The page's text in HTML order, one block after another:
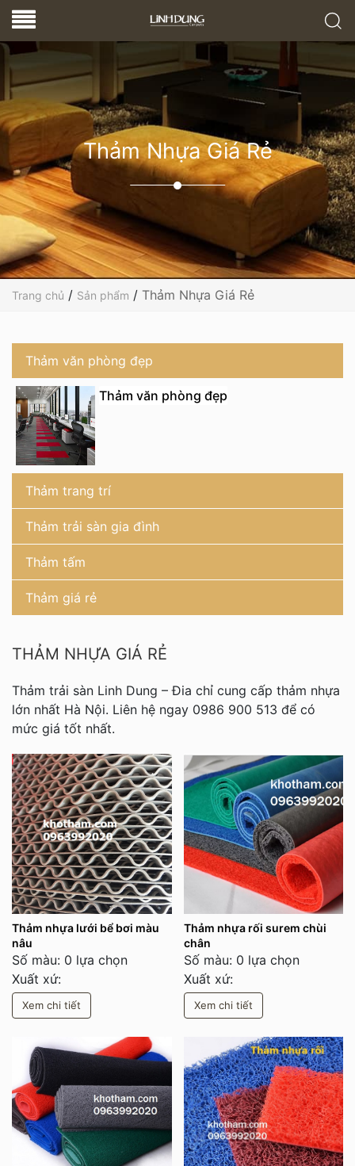
Thảm Nhựa Giá Rẻ
Trang chủ / Sản phẩm / Thảm Nhựa Giá Rẻ
Thảm văn phòng đẹp
Thảm văn phòng đẹp
Thảm trang trí
Thảm trải sàn gia đình
Thảm tấm
Thảm giá rẻ
THẢM NHỰA GIÁ RẺ
Thảm trải sàn Linh Dung – Đia chỉ cung cấp thảm nhựa
lớn nhất Hà Nội. Liên hệ ngay 0986 900 513 để có
mức giá tốt nhất.
Thảm nhựa lưới bể bơi màu
nâu
Số màu: 0 lựa chọn
Xuất xứ:
Xem chi tiết
Thảm nhựa rối surem chùi
chân
Số màu: 0 lựa chọn
Xuất xứ:
Xem chi tiết